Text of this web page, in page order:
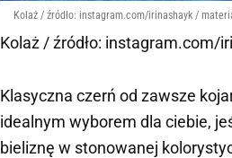
Kolaż / źródło: instagram.com/irinashayk /
Kolaż / źródło: instagram.com/
Klasyczna czerń od zawsze
idealnym wyborem dla ciebie,
bieliznę w stonowanej